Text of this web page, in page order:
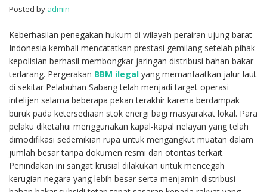
Posted by admin
Keberhasilan penegakan hukum di wilayah perairan ujung barat
Indonesia kembali mencatatkan prestasi gemilang setelah pihak
kepolisian berhasil membongkar jaringan distribusi bahan bakar
terlarang. Pergerakan BBM ilegal yang memanfaatkan jalur laut
di sekitar Pelabuhan Sabang telah menjadi target operasi
intelijen selama beberapa pekan terakhir karena berdampak
buruk pada ketersediaan stok energi bagi masyarakat lokal. Para
pelaku diketahui menggunakan kapal-kapal nelayan yang telah
dimodifikasi sedemikian rupa untuk mengangkut muatan dalam
jumlah besar tanpa dokumen resmi dari otoritas terkait.
Penindakan ini sangat krusial dilakukan untuk mencegah
kerugian negara yang lebih besar serta menjamin distribusi